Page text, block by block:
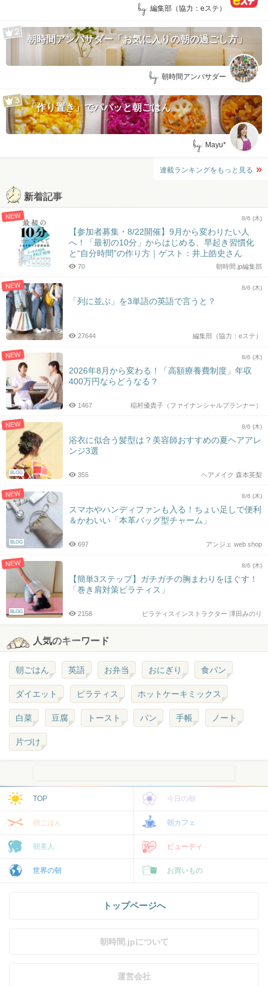
by: 編集部（協力：eステ）
朝時間アンバサダー「お気に入りの朝の過ごし方」
by: 朝時間アンバサダー
「作り置き」でパパッと朝ごはん
by: Mayu*
連載ランキングをもっと見る
新着記事
NEW 8/6 (木)
【参加者募集・8/22開催】9月から変わりたい人
へ！「最初の10分」からはじめる、早起き習慣化
と“自分時間”の作り方｜ゲスト：井上皓史さん
朝時間.jp編集部
70
NEW 8/6 (木)
「列に並ぶ」を3単語の英語で言うと？
編集部（協力：eステ）
27644
NEW 8/6 (木)
2026年8月から変わる！「高額療養費制度」年収
400万円ならどうなる？
稲村優貴子（ファイナンシャルプランナー）
1467
NEW
BLOG
8/6 (木)
浴衣に似合う髪型は？美容師おすすめの夏ヘアアレ
ンジ3選
ヘアメイク 森本英梨
355
NEW
BLOG
8/6 (木)
スマホやハンディファンも入る！ちょい足しで便利
＆かわいい「本革バッグ型チャーム」
アンジェ web shop
697
NEW
BLOG
8/6 (木)
【簡単3ステップ】ガチガチの胸まわりをほぐす！
「巻き肩対策ピラティス」
ピラティスインストラクター 澤田みのり
2158
人気のキーワード
朝ごはん 英語 お弁当 おにぎり 食パン
ダイエット ピラティス ホットケーキミックス
白菜 豆腐 トースト パン 手帳 ノート
片づけ
TOP 今日の朝
朝ごはん 朝カフェ
朝美人 ビューティ
世界の朝 お買いもの
トップページへ
朝時間.jpについて
運営会社